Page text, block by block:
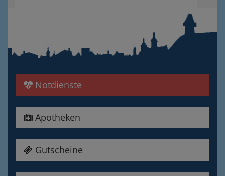
Notdienste
Apotheken
Gutscheine